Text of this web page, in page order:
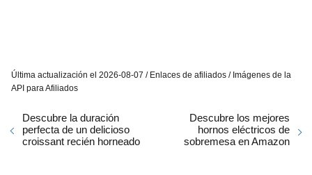
Última actualización el 2026-08-07 / Enlaces de afiliados / Imágenes de la
API para Afiliados
Descubre la duración
perfecta de un delicioso
croissant recién horneado
Descubre los mejores
hornos eléctricos de
sobremesa en Amazon